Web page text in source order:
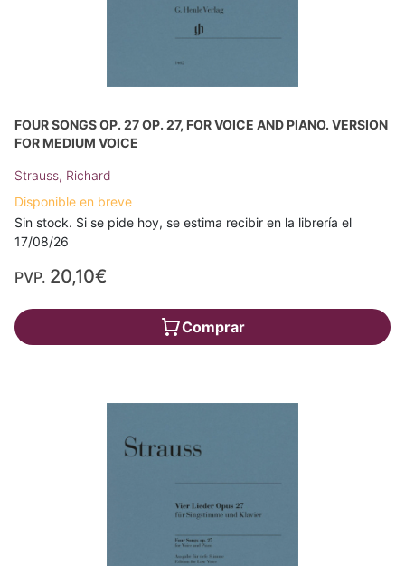
FOUR SONGS OP. 27 OP. 27, FOR VOICE AND PIANO. VERSION
FOR MEDIUM VOICE
Strauss, Richard
Disponible en breve
Sin stock. Si se pide hoy, se estima recibir en la librería el
17/08/26
PVP. 20,10€
Comprar